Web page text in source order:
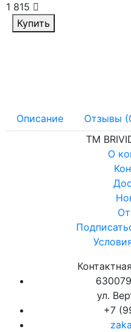
1 815
Купить
Описание Отзывы
ТМ
О
ул.
+7